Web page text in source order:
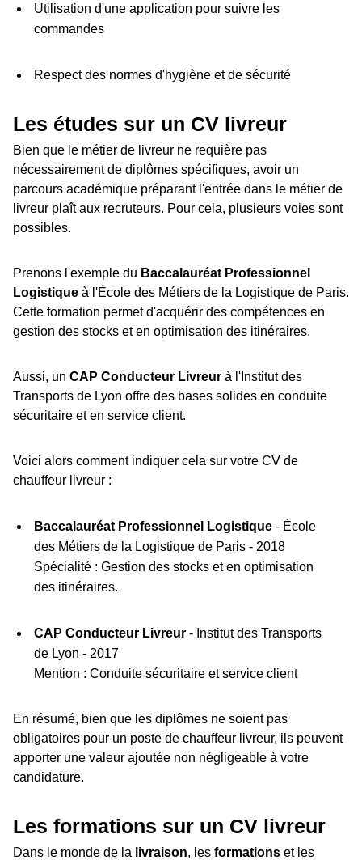
Utilisation d'une application pour suivre les
commandes
Respect des normes d'hygiène et de sécurité
Les études sur un CV livreur
Bien que le métier de livreur ne requière pas
nécessairement de diplômes spécifiques, avoir un
parcours académique préparant l'entrée dans le métier de
livreur plaît aux recruteurs. Pour cela, plusieurs voies sont
possibles.
Prenons l'exemple du Baccalauréat Professionnel
Logistique à l'École des Métiers de la Logistique de Paris.
Cette formation permet d'acquérir des compétences en
gestion des stocks et en optimisation des itinéraires.
Aussi, un CAP Conducteur Livreur à l'Institut des
Transports de Lyon offre des bases solides en conduite
sécuritaire et en service client.
Voici alors comment indiquer cela sur votre CV de
chauffeur livreur :
Baccalauréat Professionnel Logistique- École
des Métiers de la Logistique de Paris - 2018
Spécialité : Gestion des stocks et en optimisation
des itinéraires.
CAP Conducteur Livreur- Institut des Transports
de Lyon - 2017
Mention : Conduite sécuritaire et service client
En résumé, bien que les diplômes ne soient pas
obligatoires pour un poste de chauffeur livreur, ils peuvent
apporter une valeur ajoutée non négligeable à votre
candidature.
Les formations sur un CV livreur
Dans le monde de la livraison, les formations et les